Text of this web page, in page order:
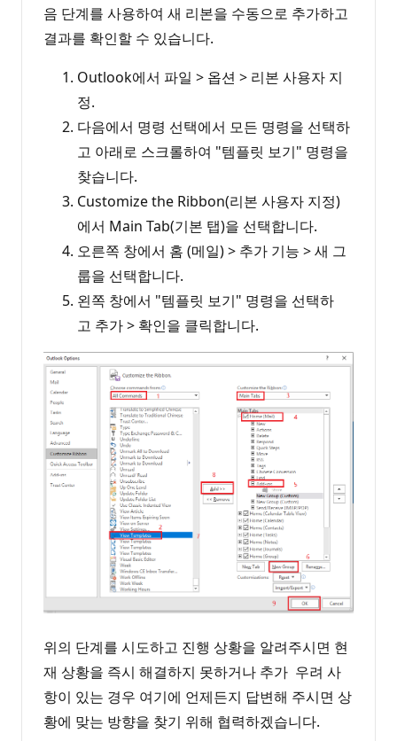
음 단계를 사용하여 새 리본을 수동으로 추가하고
결과를 확인할 수 있습니다.
Outlook에서 파일 > 옵션 > 리본 사용자 지
정.
다음에서 명령 선택에서 모든 명령을 선택하
고 아래로 스크롤하여 "템플릿 보기" 명령을
찾습니다.
Customize the Ribbon(리본 사용자 지정)
에서 Main Tab(기본 탭)을 선택합니다.
오른쪽 창에서 홈 (메일) > 추가 기능 > 새 그
룹을 선택합니다.
왼쪽 창에서 "템플릿 보기" 명령을 선택하
고 추가 > 확인을 클릭합니다.
위의 단계를 시도하고 진행 상황을 알려주시면 현
재 상황을 즉시 해결하지 못하거나 추가 우려 사
항이 있는 경우 여기에 언제든지 답변해 주시면 상
황에 맞는 방향을 찾기 위해 협력하겠습니다.